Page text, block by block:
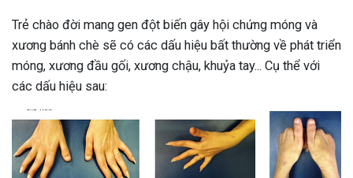
Trẻ chào đời mang gen đột biến gây hội chứng móng và
xương bánh chè sẽ có các dấu hiệu bất thường về phát triển
móng, xương đầu gối, xương chậu, khuỷa tay... Cụ thể với
các dấu hiệu sau: